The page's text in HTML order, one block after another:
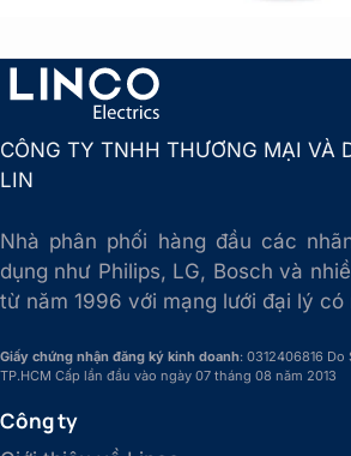
CÔNG TY TNHH THƯƠNG MẠI VÀ
LIN
Nhà phân phối hàng đầu các
dụng như Philips, LG, Bosch và
từ năm 1996 với mạng lưới đại lý
Giấy chứng nhận đăng ký kinh doanh: 0312406816 Do
TP.HCM Cấp lần đầu vào ngày 07 tháng 08 năm 2013
Công ty